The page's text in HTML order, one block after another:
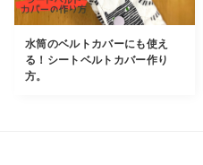
水筒のベルトカバーにも使え
る！シートベルトカバー作り
方。